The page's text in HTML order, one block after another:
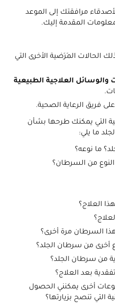
مرافقتك إلى الموعد
المقدمة إليك.
الحالات المَرَضية الأخرى التي
والوسائل العلاجية الطبيعية
على فريق الرعاية الصحية.
التي يمكنك طرحها بشأن
ما يلي:
ما نوعه؟
من السرطان؟
العلاج؟
السرطان مرة أخرى؟
أخرى من سرطان الجلد؟
من سرطان الجلد؟
بعد العلاج؟
أخرى يمكنني الحصول
التي تنصح بزيارتها؟